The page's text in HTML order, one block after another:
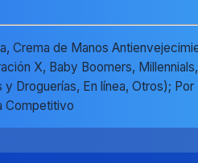
de Manos
X, Baby Boomers,
Droguerías, En línea, Otros);
Competitivo